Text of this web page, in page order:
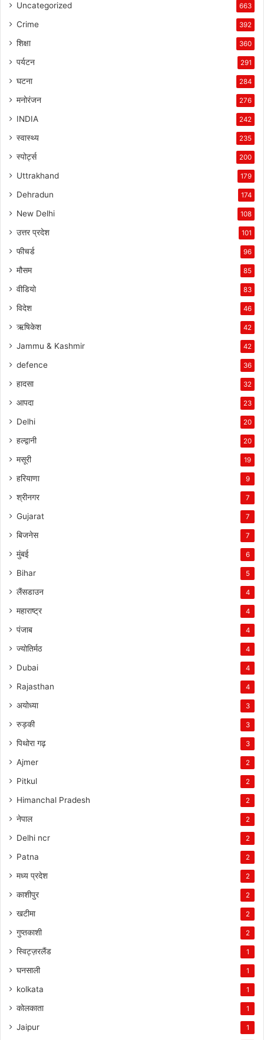
Uncategorized 663
Crime 392
शिक्षा 360
पर्यटन 291
घटना 284
मनोरंजन 276
INDIA 242
स्वास्थ्य 235
स्पोर्ट्स 200
Uttrakhand 179
Dehradun 174
New Delhi 108
उत्तर प्रदेश 101
फीचर्ड 96
मौसम 85
वीडियो 83
विदेश 46
ऋषिकेश 42
Jammu & Kashmir 42
defence 36
हादसा 32
आपदा 23
Delhi 20
हल्द्वानी 20
मसूरी 19
हरियाणा 9
श्रीनगर 7
Gujarat 7
बिजनेस 7
मुंबई 6
Bihar 5
लैंसडाउन 4
महाराष्ट्र 4
पंजाब 4
ज्योतिर्मठ 4
Dubai 4
Rajasthan 4
अयोध्या 3
रुड़की 3
पिथोरा गढ़ 3
Ajmer 2
Pitkul 2
Himanchal Pradesh 2
नेपाल 2
Delhi ncr 2
Patna 2
मध्य प्रदेश 2
काशीपुर 2
खटीमा 2
गुप्तकाशी 2
स्विट्ज़रलैंड 1
घनसाली 1
kolkata 1
कोलकाता 1
Jaipur 1